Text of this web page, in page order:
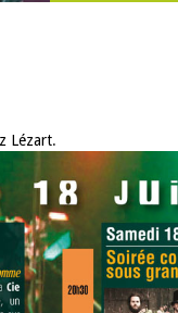
– CAOS.808
Lézart.